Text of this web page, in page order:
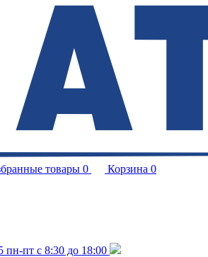
товары 0 Корзина 0
пн-пт с 8:30 до 18:00